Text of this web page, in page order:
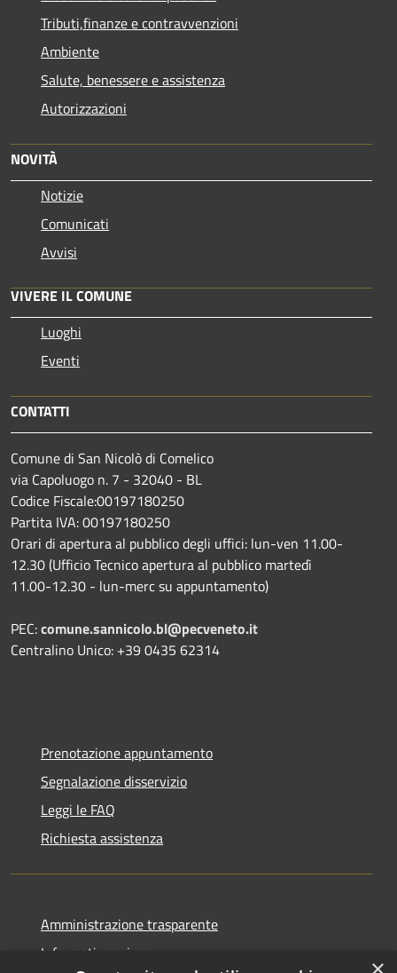
Tributi,finanze e contravvenzioni
Ambiente
Salute, benessere e assistenza
Autorizzazioni
NOVITÀ
Notizie
Comunicati
Avvisi
VIVERE IL COMUNE
Luoghi
Eventi
CONTATTI
Comune di San Nicolò di Comelico
via Capoluogo n. 7 - 32040 - BL
Codice Fiscale:00197180250
Partita IVA: 00197180250
Orari di apertura al pubblico degli uffici: lun-ven 11.00-
12.30 (Ufficio Tecnico apertura al pubblico martedì
11.00-12.30 - lun-merc su appuntamento)
PEC:comune.sannicolo.bl@pecveneto.it
Centralino Unico: +39 0435 62314
Prenotazione appuntamento
Segnalazione disservizio
Leggi le FAQ
Richiesta assistenza
Amministrazione trasparente
Informativa privacy